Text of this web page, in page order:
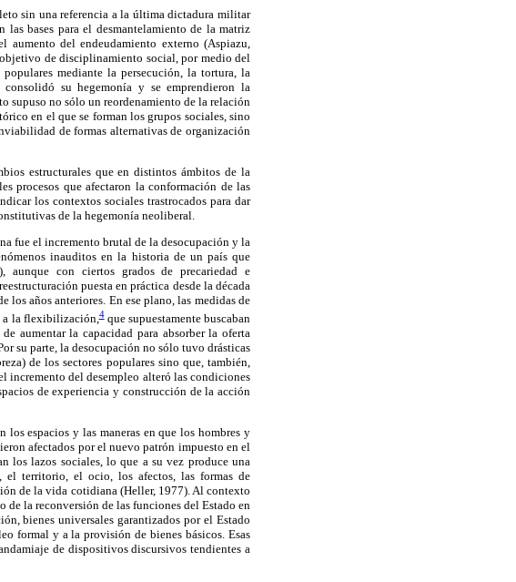
sin una referencia a la última dictadura militar
las bases para el desmantelamiento de la matriz
del endeudamiento externo (Aspiazu,
de disciplinamiento social, por medio del
mediante la persecución, la tortura, la
su hegemonía y se emprendieron la
supuso no sólo un reordenamiento de la relación
en el que se forman los grupos sociales, sino
de formas alternativas de organización
estructurales que en distintos ámbitos de la
procesos que afectaron la conformación de las
los contextos sociales trastrocados para dar
de la hegemonía neoliberal.
fue el incremento brutal de la desocupación y la
inauditos en la historia de un país que
aunque con ciertos grados de precariedad e
puesta en práctica desde la década
años anteriores. En ese plano, las medidas de
a la flexibilización,4que supuestamente buscaban
aumentar la capacidad para absorber la oferta
su parte, la desocupación no sólo tuvo drásticas
de los sectores populares sino que, también,
incremento del desempleo alteró las condiciones
de experiencia y construcción de la acción
espacios y las maneras en que los hombres y
afectados por el nuevo patrón impuesto en el
los lazos sociales, lo que a su vez produce una
territorio, el ocio, los afectos, las formas de
de la vida cotidiana (Heller, 1977). Al contexto
de la reconversión de las funciones del Estado en
bienes universales garantizados por el Estado
formal y a la provisión de bienes básicos. Esas
de dispositivos discursivos tendientes a